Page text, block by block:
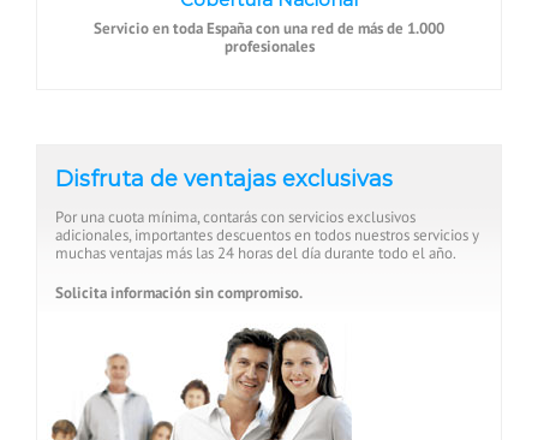
Servicio en toda España con una red de más de 1.000
profesionales
Disfruta de ventajas exclusivas
Por una cuota mínima, contarás con servicios exclusivos
adicionales, importantes descuentos en todos nuestros servicios y
muchas ventajas más las 24 horas del día durante todo el año.
Solicita información sin compromiso.